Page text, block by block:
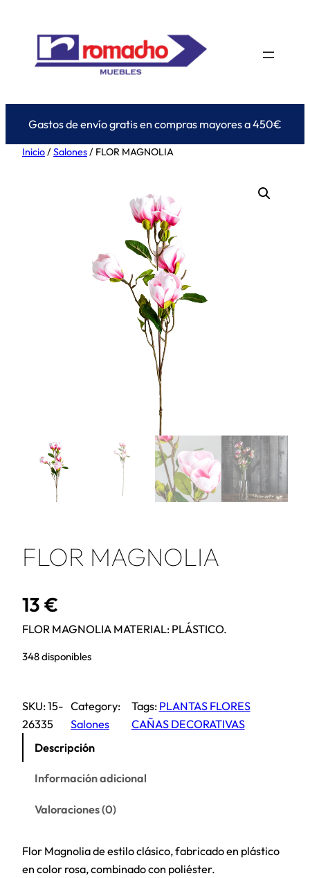
contenido
Gastos de envío gratis en compras mayores a 450€
Inicio/Salones/ FLOR MAGNOLIA
FLOR MAGNOLIA
13 €
FLOR MAGNOLIA MATERIAL: PLÁSTICO.
348 disponibles
SKU:15-
26335
Category:
Salones
Tags: PLANTAS FLORES
CAÑAS DECORATIVAS
Descripción
Información adicional
Valoraciones (0)
Flor Magnolia de estilo clásico, fabricado en plástico
en color rosa, combinado con poliéster.